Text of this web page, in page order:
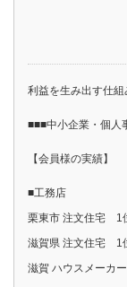
利益を生み出す仕組
■■■中小企業・個人
【会員様の実績】
■工務店
栗東市 注文住宅 1
滋賀県 注文住宅 1
滋賀 ハウスメーカ